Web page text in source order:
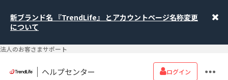
新ブランド名 『TrendLife』 とアカウントページ名称変更
について
法人のお客さまサポート
ヘルプセンター ログイン